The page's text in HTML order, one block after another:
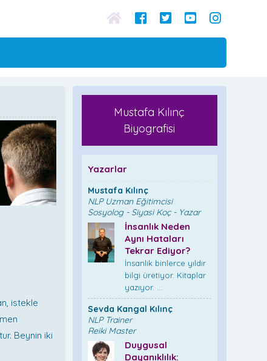
istekle
Beynin iki
Mustafa Kılınç
Biyografisi
Yazarlar
Mustafa Kılınç
NLP Uzman Eğitimcisi
Sosyolog - Siyasi Koç - Yazar
İnsanlık Neden
Aynı Hataları
Tekrar Ediyor?
İnsanlık binlerce yıldır
bilgi üretiyor. Kitaplar
yazıyor. ...
Sevda Kangal Kılınç
NLP Trainer
Reiki Master
Duygusal
Dayanıklılık: